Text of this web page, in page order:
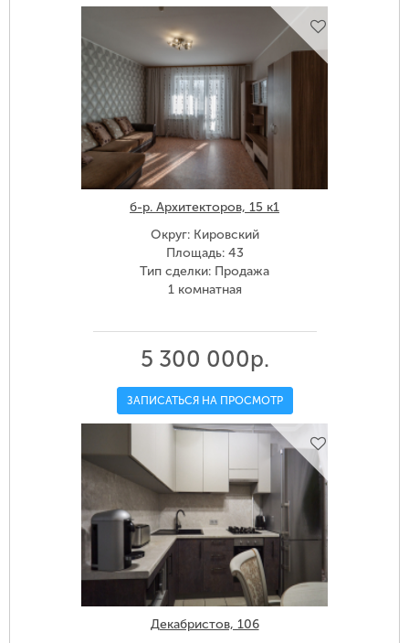
б-р. Архитекторов, 15 к1
Округ: Кировский
Площадь: 43
Тип сделки: Продажа
1 комнатная
5 300 000р.
ЗАПИСАТЬСЯ НА ПРОСМОТР
Декабристов, 106